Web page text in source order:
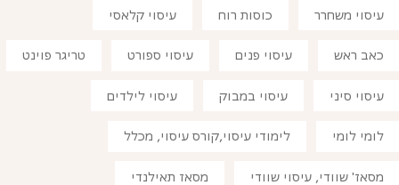
עיסוי משחרר כוסות רוח עיסוי קלאסי
כאב ראש עיסוי פנים עיסוי ספורט טריגר פוינט
עיסוי סיני עיסוי במבוק עיסוי לילדים
לומי לומי לימודי עיסוי,קורס עיסוי, מכלל
מסאז' שוודי, עיסוי שוודי מסאז תאילנדי